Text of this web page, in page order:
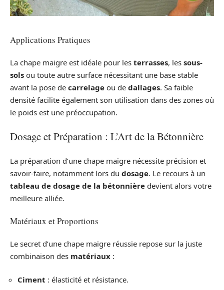
Applications Pratiques
La chape maigre est idéale pour les terrasses, les sous-
sols ou toute autre surface nécessitant une base stable
avant la pose de carrelage ou de dallages. Sa faible
densité facilite également son utilisation dans des zones où
le poids est une préoccupation.
Dosage et Préparation : L’Art de la Bétonnière
La préparation d’une chape maigre nécessite précision et
savoir-faire, notamment lors du dosage. Le recours à un
tableau de dosage de la bétonnière devient alors votre
meilleure alliée.
Matériaux et Proportions
Le secret d’une chape maigre réussie repose sur la juste
combinaison des matériaux :
Ciment : élasticité et résistance.